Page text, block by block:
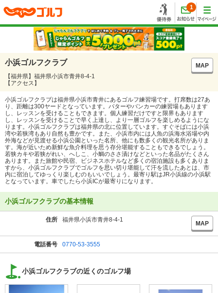
1
小浜ゴルフクラブ
MAP
【福井県】福井県小浜市青井8-4-1
【アクセス】
小浜ゴルフクラブは福井県小浜市青井にあるゴルフ練習場です。打席数は27あ
り、距離は300ヤードとなっています。パターやバンカーの練習場もあります
し、レッスンを受けることもできます。個人練習だけですと限界もあります
し、レッスンを受けることで早く上達し、より一層ゴルフを楽しめるようにな
ります。小浜ゴルフクラブは福井県の北に位置しています。すぐそばには小浜
湾や若狭湾もあり自然も豊かです。また、小浜市内には人魚の浜海水浴場や内
外海などが見渡せる小浜公園といった名所、他にも数多くの観光名所がありま
す。海が近いため新鮮な魚介料理を思う存分堪能することもできるでしょう。
若狭カキや若狭がれい、へしこ、小鯛のささ漬けなどといった名品がたくさん
あります。また旅館や民宿、ビジネスホテルなど多くの宿泊施設も多くありま
すから、小浜ゴルフクラブでゴルフを思い切り堪能して汗を流したあとは、市
内に宿泊してゆっくり楽しむのもいいでしょう。最寄り駅はJR小浜線の小浜駅
となっています。車でしたら小浜ICが最寄りになります。
小浜ゴルフクラブの基本情報
住所 福井県小浜市青井8-4-1
MAP
電話番号 0770-53-3555
小浜ゴルフクラブの近くのゴルフ場